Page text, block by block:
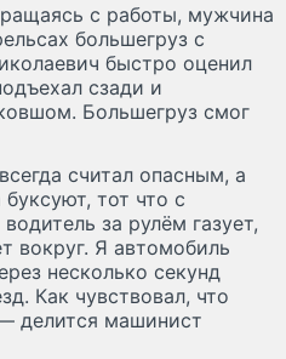
с работы, мужчина
большегруз с
быстро оценил
сзади и
Большегруз смог
считал опасным, а
тот что с
за рулём газует,
вокруг. Я автомобиль
несколько секунд
Как чувствовал, что
делится машинист